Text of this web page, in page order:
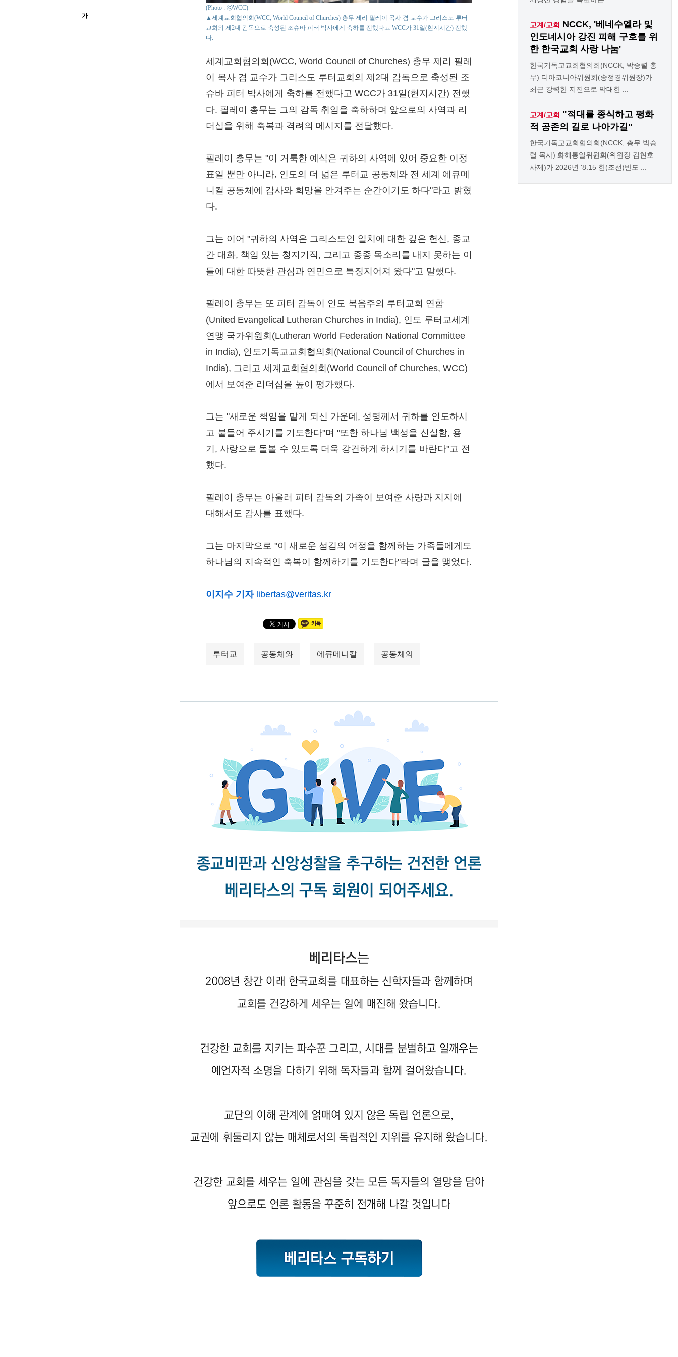
가
(Photo : ⓒWCC)
▲세계교회협의회(WCC, World Council of Churches) 총무 제리 필레이 목사 겸 교수가 그리스도 루터
교회의 제2대 감독으로 축성된 조슈바 피터 박사에게 축하를 전했다고 WCC가 31일(현지시간) 전했
다.
세계교회협의회(WCC, World Council of Churches) 총무 제리 필레
이 목사 겸 교수가 그리스도 루터교회의 제2대 감독으로 축성된 조
슈바 피터 박사에게 축하를 전했다고 WCC가 31일(현지시간) 전했
다. 필레이 총무는 그의 감독 취임을 축하하며 앞으로의 사역과 리
더십을 위해 축복과 격려의 메시지를 전달했다.
필레이 총무는 "이 거룩한 예식은 귀하의 사역에 있어 중요한 이정
표일 뿐만 아니라, 인도의 더 넓은 루터교 공동체와 전 세계 에큐메
니컬 공동체에 감사와 희망을 안겨주는 순간이기도 하다"라고 밝혔
다.
그는 이어 "귀하의 사역은 그리스도인 일치에 대한 깊은 헌신, 종교
간 대화, 책임 있는 청지기직, 그리고 종종 목소리를 내지 못하는 이
들에 대한 따뜻한 관심과 연민으로 특징지어져 왔다"고 말했다.
필레이 총무는 또 피터 감독이 인도 복음주의 루터교회 연합
(United Evangelical Lutheran Churches in India), 인도 루터교세계
연맹 국가위원회(Lutheran World Federation National Committee
in India), 인도기독교교회협의회(National Council of Churches in
India), 그리고 세계교회협의회(World Council of Churches, WCC)
에서 보여준 리더십을 높이 평가했다.
그는 "새로운 책임을 맡게 되신 가운데, 성령께서 귀하를 인도하시
고 붙들어 주시기를 기도한다"며 "또한 하나님 백성을 신실함, 용
기, 사랑으로 돌볼 수 있도록 더욱 강건하게 하시기를 바란다"고 전
했다.
필레이 총무는 아울러 피터 감독의 가족이 보여준 사랑과 지지에
대해서도 감사를 표했다.
그는 마지막으로 "이 새로운 섬김의 여정을 함께하는 가족들에게도
하나님의 지속적인 축복이 함께하기를 기도한다"라며 글을 맺었다.
이지수 기자 libertas@veritas.kr
루터교 공동체와 에큐메니칼 공동체의
교계/교회 NCCK, '베네수엘라 및
인도네시아 강진 피해 구호를 위
한 한국교회 사랑 나눔'
한국기독교교회협의회(NCCK, 박승렬 총
무) 디아코니아위원회(송정경위원장)가
최근 강력한 지진으로 막대한 ...
교계/교회 "적대를 종식하고 평화
적 공존의 길로 나아가길"
한국기독교교회협의회(NCCK, 총무 박승
렬 목사) 화해통일위원회(위원장 김현호
사제)가 2026년 '8.15 한(조선)반도 ...